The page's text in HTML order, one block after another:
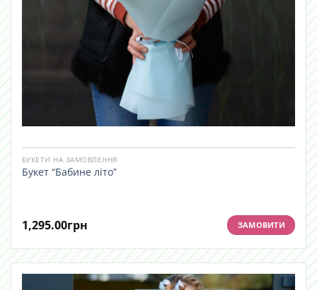
БУКЕТИ НА ЗАМОВЛЕННЯ
Букет “Бабине літо”
1,295.00грн ЗАМОВИТИ